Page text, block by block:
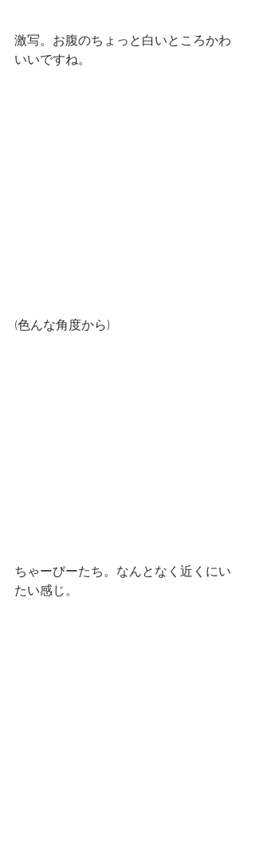
激写。お腹のちょっと白いところかわ
いいですね。
(色んな角度から)
ちゃーびーたち。なんとなく近くにい
たい感じ。